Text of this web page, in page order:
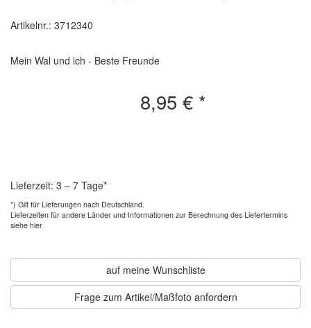
Artikelnr.: 3712340
Mein Wal und ich - Beste Freunde
8,95 €*
Lieferzeit: 3 – 7 Tage*
*) Gilt für Lieferungen nach Deutschland.
Lieferzeiten für andere Länder und Informationen zur Berechnung des Liefertermins
siehe hier
auf meine Wunschliste
Frage zum Artikel/Maßfoto anfordern